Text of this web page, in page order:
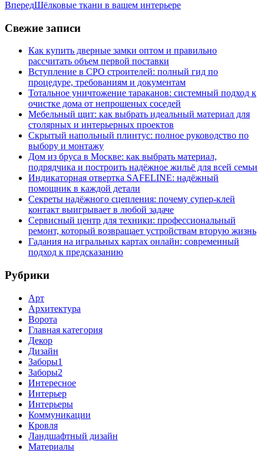
ВпередШёлковые ткани в вашем интерьере
Свежие записи
Как купить дверные замки оптом и правильно
рассчитать объем первой поставки
Вступление в СРО строителей: полный гид по
процедуре, требованиям и документам
Тотальное уничтожение тараканов: системный подход к
очистке дома от непрошеных соседей
Мебельный щит: как выбрать идеальный материал для
столярных и интерьерных проектов
Скрытый напольный плинтус: полное руководство по
выбору и монтажу
Дом из бруса в Москве: как выбрать материал,
подрядчика и построить надёжное жильё для всей семьи
Индикаторная отвертка SAFELINE: надёжный
помощник в каждой детали
Секреты надёжного сцепления: почему супер‑клей
контакт выигрывает в любой задаче
Сервисный центр для техники: профессиональный
ремонт, который возвращает устройствам вторую жизнь
Гадания на игральных картах онлайн: современный
подход к предсказанию
Рубрики
Арт
Архитектура
Ворота
Главная категория
Декор
Дизайн
Заборы1
Заборы2
Интересное
Интерьер
Интерьеры
Коммуникации
Кровля
Ландшафтный дизайн
Материалы